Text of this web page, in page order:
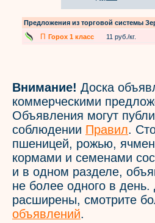
Предложения из торговой системы
П Горох 1 класс 11 руб./кг.
Внимание! Доска
коммерческими
Объявления могут
соблюдении Правил.
пшеницей, рожью,
кормами и семенами
и в одном разделе,
не более одного в
расширены, смотрите
объявлений.